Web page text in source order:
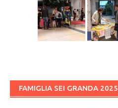
FAMIGLIA SEI GRANDA 2025